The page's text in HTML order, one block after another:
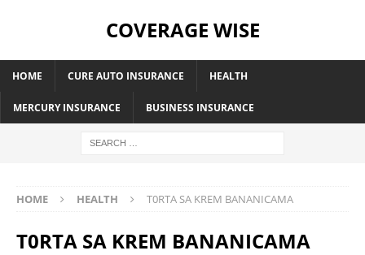
COVERAGE WISE
HOME CURE AUTO INSURANCE HEALTH
MERCURY INSURANCE BUSINESS INSURANCE
HOME HEALTH T0RTA SA KREM BANANICAMA
T0RTA SA KREM BANANICAMA